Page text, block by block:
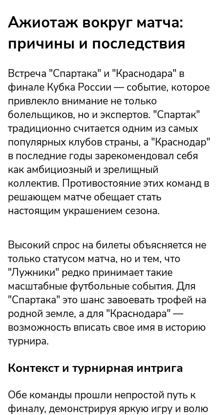
Ажиотаж вокруг матча:
причины и последствия
Встреча "Спартака" и "Краснодара" в
финале Кубка России — событие, которое
привлекло внимание не только
болельщиков, но и экспертов. "Спартак"
традиционно считается одним из самых
популярных клубов страны, а "Краснодар"
в последние годы зарекомендовал себя
как амбициозный и зрелищный
коллектив. Противостояние этих команд в
решающем матче обещает стать
настоящим украшением сезона.
Высокий спрос на билеты объясняется не
только статусом матча, но и тем, что
"Лужники" редко принимает такие
масштабные футбольные события. Для
"Спартака" это шанс завоевать трофей на
родной земле, а для "Краснодара" —
возможность вписать свое имя в историю
турнира.
Контекст и турнирная интрига
Обе команды прошли непростой путь к
финалу, демонстрируя яркую игру и волю